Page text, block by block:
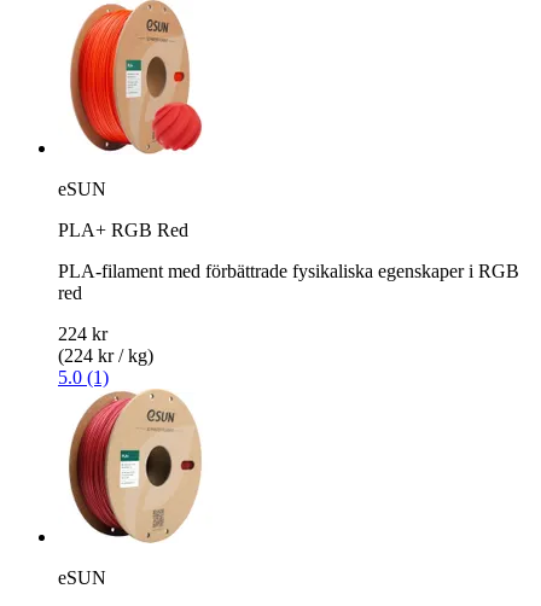
eSUN
PLA+ RGB Red
PLA-filament med förbättrade fysikaliska egenskaper i RGB
red
224 kr
(224 kr / kg)
5.0 (1)
eSUN